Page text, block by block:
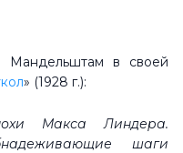
Мандельштам в своей
» (1928 г.):
Макса Линдера.
шаги